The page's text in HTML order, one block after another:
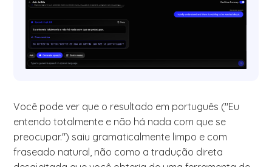
Você pode ver que o resultado em português ("Eu
entendo totalmente e não há nada com que se
preocupar.") saiu gramaticalmente limpo e com
fraseado natural, não como a tradução direta